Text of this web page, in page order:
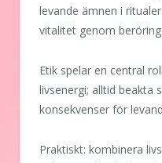
levande ämnen i
vitalitet genom
Etik spelar en central
livsenergi; alltid beakta
konsekvenser för
Praktiskt: kombinera